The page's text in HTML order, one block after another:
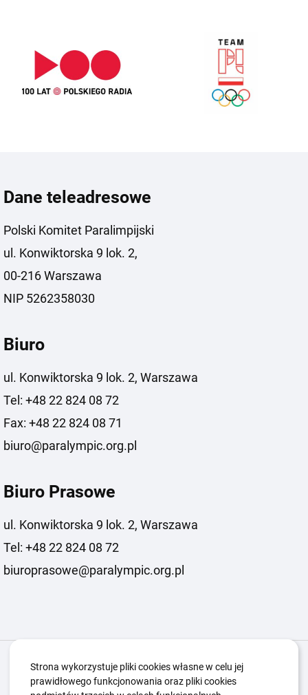
Dane teleadresowe
Polski Komitet Paralimpijski
ul. Konwiktorska 9 lok. 2,
00-216 Warszawa
NIP 5262358030
Biuro
ul. Konwiktorska 9 lok. 2, Warszawa
Tel: +48 22 824 08 72
Fax: +48 22 824 08 71
biuro@paralympic.org.pl
Biuro Prasowe
ul. Konwiktorska 9 lok. 2, Warszawa
Tel: +48 22 824 08 72
biuroprasowe@paralympic.org.pl
Igrzyska Paralimpijskie O nas
Kwalifikacje ZSK
Kluby Aktualności
Strona wykorzystuje pliki cookies własne w celu jej
prawidłowego funkcjonowania oraz pliki cookies